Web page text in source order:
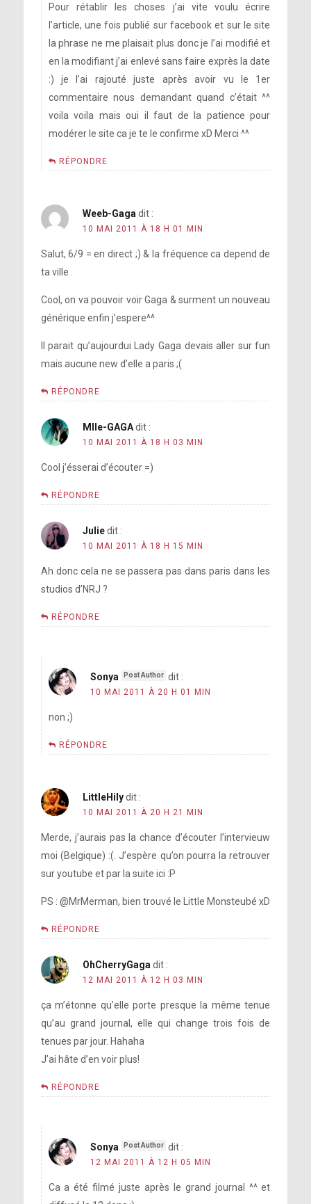
Pour rétablir les choses j’ai vite voulu écrire
l’article, une fois publié sur facebook et sur le site
la phrase ne me plaisait plus donc je l’ai modifié et
en la modifiant j’ai enlevé sans faire exprès la date
:) je l’ai rajouté juste après avoir vu le 1er
commentaire nous demandant quand c’était ^^
voila voila mais oui il faut de la patience pour
modérer le site ca je te le confirme xD Merci ^^
RÉPONDRE
Weeb-Gaga dit :
10 MAI 2011 À 18 H 01 MIN
Salut, 6/9 = en direct ;) & la fréquence ca depend de
ta ville .
Cool, on va pouvoir voir Gaga & surment un nouveau
générique enfin j’espere^^
Il parait qu’aujourdui Lady Gaga devais aller sur fun
mais aucune new d’elle a paris ;(
RÉPONDRE
Mlle-GAGA dit :
10 MAI 2011 À 18 H 03 MIN
Cool j’ésserai d’écouter =)
RÉPONDRE
Julie dit :
10 MAI 2011 À 18 H 15 MIN
Ah donc cela ne se passera pas dans paris dans les
studios d’NRJ ?
RÉPONDRE
Sonya dit :
10 MAI 2011 À 20 H 01 MIN
non ;)
RÉPONDRE
LittleHily dit :
10 MAI 2011 À 20 H 21 MIN
Merde, j’aurais pas la chance d’écouter l’intervieuw
moi (Belgique) :(. J’espère qu’on pourra la retrouver
sur youtube et par la suite ici :P
PS : @MrMerman, bien trouvé le Little Monsteubé xD
RÉPONDRE
OhCherryGaga dit :
12 MAI 2011 À 12 H 03 MIN
ça m’étonne qu’elle porte presque la même tenue
qu’au grand journal, elle qui change trois fois de
tenues par jour. Hahaha
J’ai hâte d’en voir plus!
RÉPONDRE
Sonya dit :
12 MAI 2011 À 12 H 05 MIN
Ca a été filmé juste après le grand journal ^^ et